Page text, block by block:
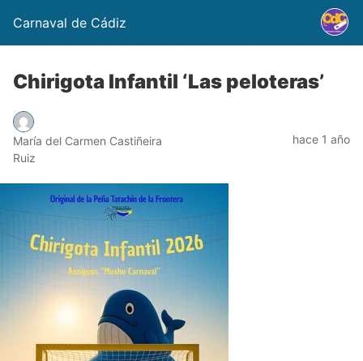
Carnaval de Cádiz
Chirigota Infantil ‘Las peloteras’
María del Carmen Castiñeira
Ruiz
hace 1 año